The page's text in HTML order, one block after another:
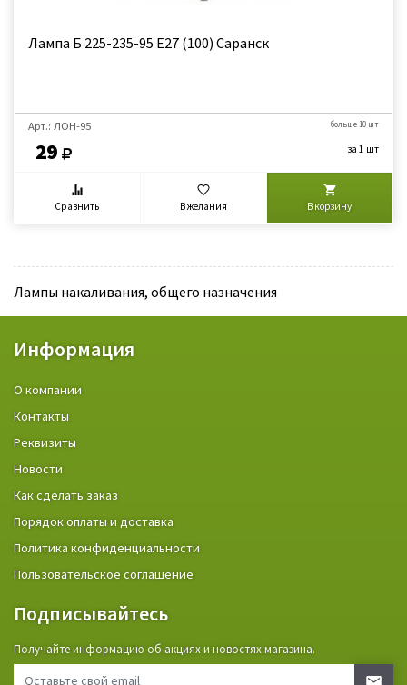
Лампа Б 225-235-95 Е27 (100) Саранск
Арт.: ЛОН-95
29
больше 10 шт
за 1 шт
Сравнить В желания В корзину
Лампы накаливания, общего назначения
Информация
О компании
Контакты
Реквизиты
Новости
Как сделать заказ
Порядок оплаты и доставка
Политика конфиденциальности
Пользовательское соглашение
Подписывайтесь
Получайте информацию об акциях и новостях магазина.